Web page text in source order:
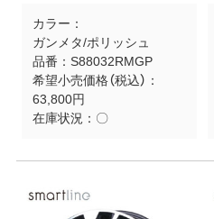
カラー：
ガンメタ/ポリッシュ
品番： S88032RMGP
希望小売価格（税込）：
63,800円
在庫状況： 〇